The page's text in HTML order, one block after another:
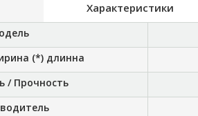
Характеристики
(*) длинна
/ Прочность